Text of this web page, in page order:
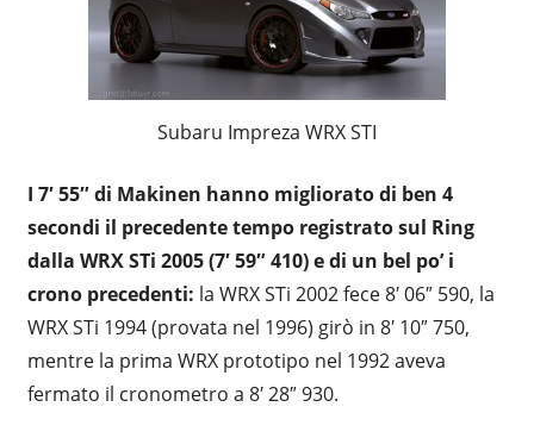
Subaru Impreza WRX STI
I 7′ 55″ di Makinen hanno migliorato di ben 4
secondi il precedente tempo registrato sul Ring
dalla WRX STi 2005 (7′ 59″ 410) e di un bel po’ i
crono precedenti: la WRX STi 2002 fece 8′ 06″ 590, la
WRX STi 1994 (provata nel 1996) girò in 8′ 10″ 750,
mentre la prima WRX prototipo nel 1992 aveva
fermato il cronometro a 8′ 28″ 930.